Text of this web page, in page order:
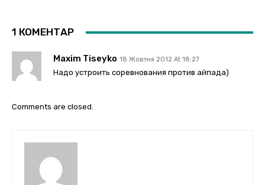
1 КОМЕНТАР
Maxim Tiseyko 18 Жовтня 2012 At 18:27
Надо устроить соревнования против айпада)
Comments are closed.